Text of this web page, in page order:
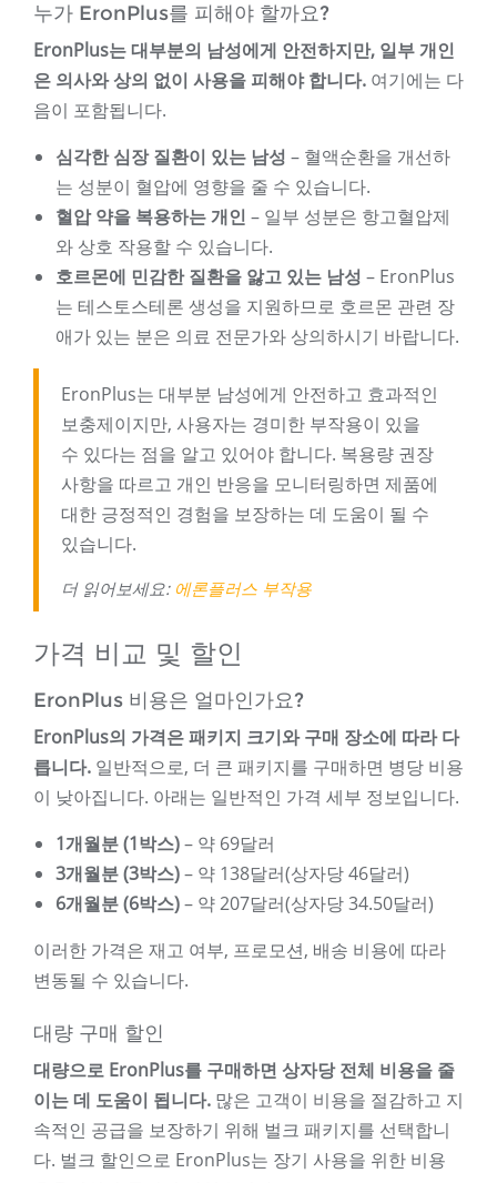
누가 EronPlus를 피해야 할까요?
EronPlus는 대부분의 남성에게 안전하지만, 일부 개인
은 의사와 상의 없이 사용을 피해야 합니다. 여기에는 다
음이 포함됩니다.
심각한 심장 질환이 있는 남성 – 혈액순환을 개선하
는 성분이 혈압에 영향을 줄 수 있습니다.
혈압 약을 복용하는 개인 – 일부 성분은 항고혈압제
와 상호 작용할 수 있습니다.
호르몬에 민감한 질환을 앓고 있는 남성 – EronPlus
는 테스토스테론 생성을 지원하므로 호르몬 관련 장
애가 있는 분은 의료 전문가와 상의하시기 바랍니다.
EronPlus는 대부분 남성에게 안전하고 효과적인
보충제이지만, 사용자는 경미한 부작용이 있을
수 있다는 점을 알고 있어야 합니다. 복용량 권장
사항을 따르고 개인 반응을 모니터링하면 제품에
대한 긍정적인 경험을 보장하는 데 도움이 될 수
있습니다.
더 읽어보세요: 에론플러스 부작용
가격 비교 및 ​​할인
EronPlus 비용은 얼마인가요?
EronPlus의 가격은 패키지 크기와 구매 장소에 따라 다
릅니다. 일반적으로, 더 큰 패키지를 구매하면 병당 비용
이 낮아집니다. 아래는 일반적인 가격 세부 정보입니다.
1개월분 (1박스)– 약 69달러
3개월분 (3박스)– 약 138달러(상자당 46달러)
6개월분 (6박스)– 약 207달러(상자당 34.50달러)
이러한 가격은 재고 여부, 프로모션, 배송 비용에 따라
변동될 수 있습니다.
대량 구매 할인
대량으로 EronPlus를 구매하면 상자당 전체 비용을 줄
이는 데 도움이 됩니다. 많은 고객이 비용을 절감하고 지
속적인 공급을 보장하기 위해 벌크 패키지를 선택합니
다. 벌크 할인으로 EronPlus는 장기 사용을 위한 비용